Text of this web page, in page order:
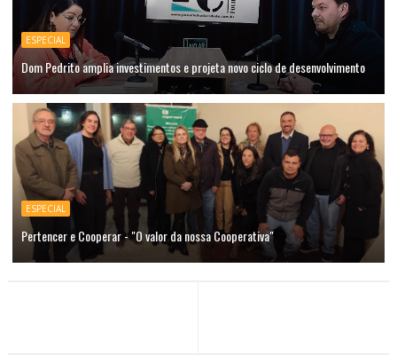
ESPECIAL
Dom Pedrito amplia investimentos e projeta novo ciclo de desenvolvimento
ESPECIAL
Pertencer e Cooperar - "O valor da nossa Cooperativa"